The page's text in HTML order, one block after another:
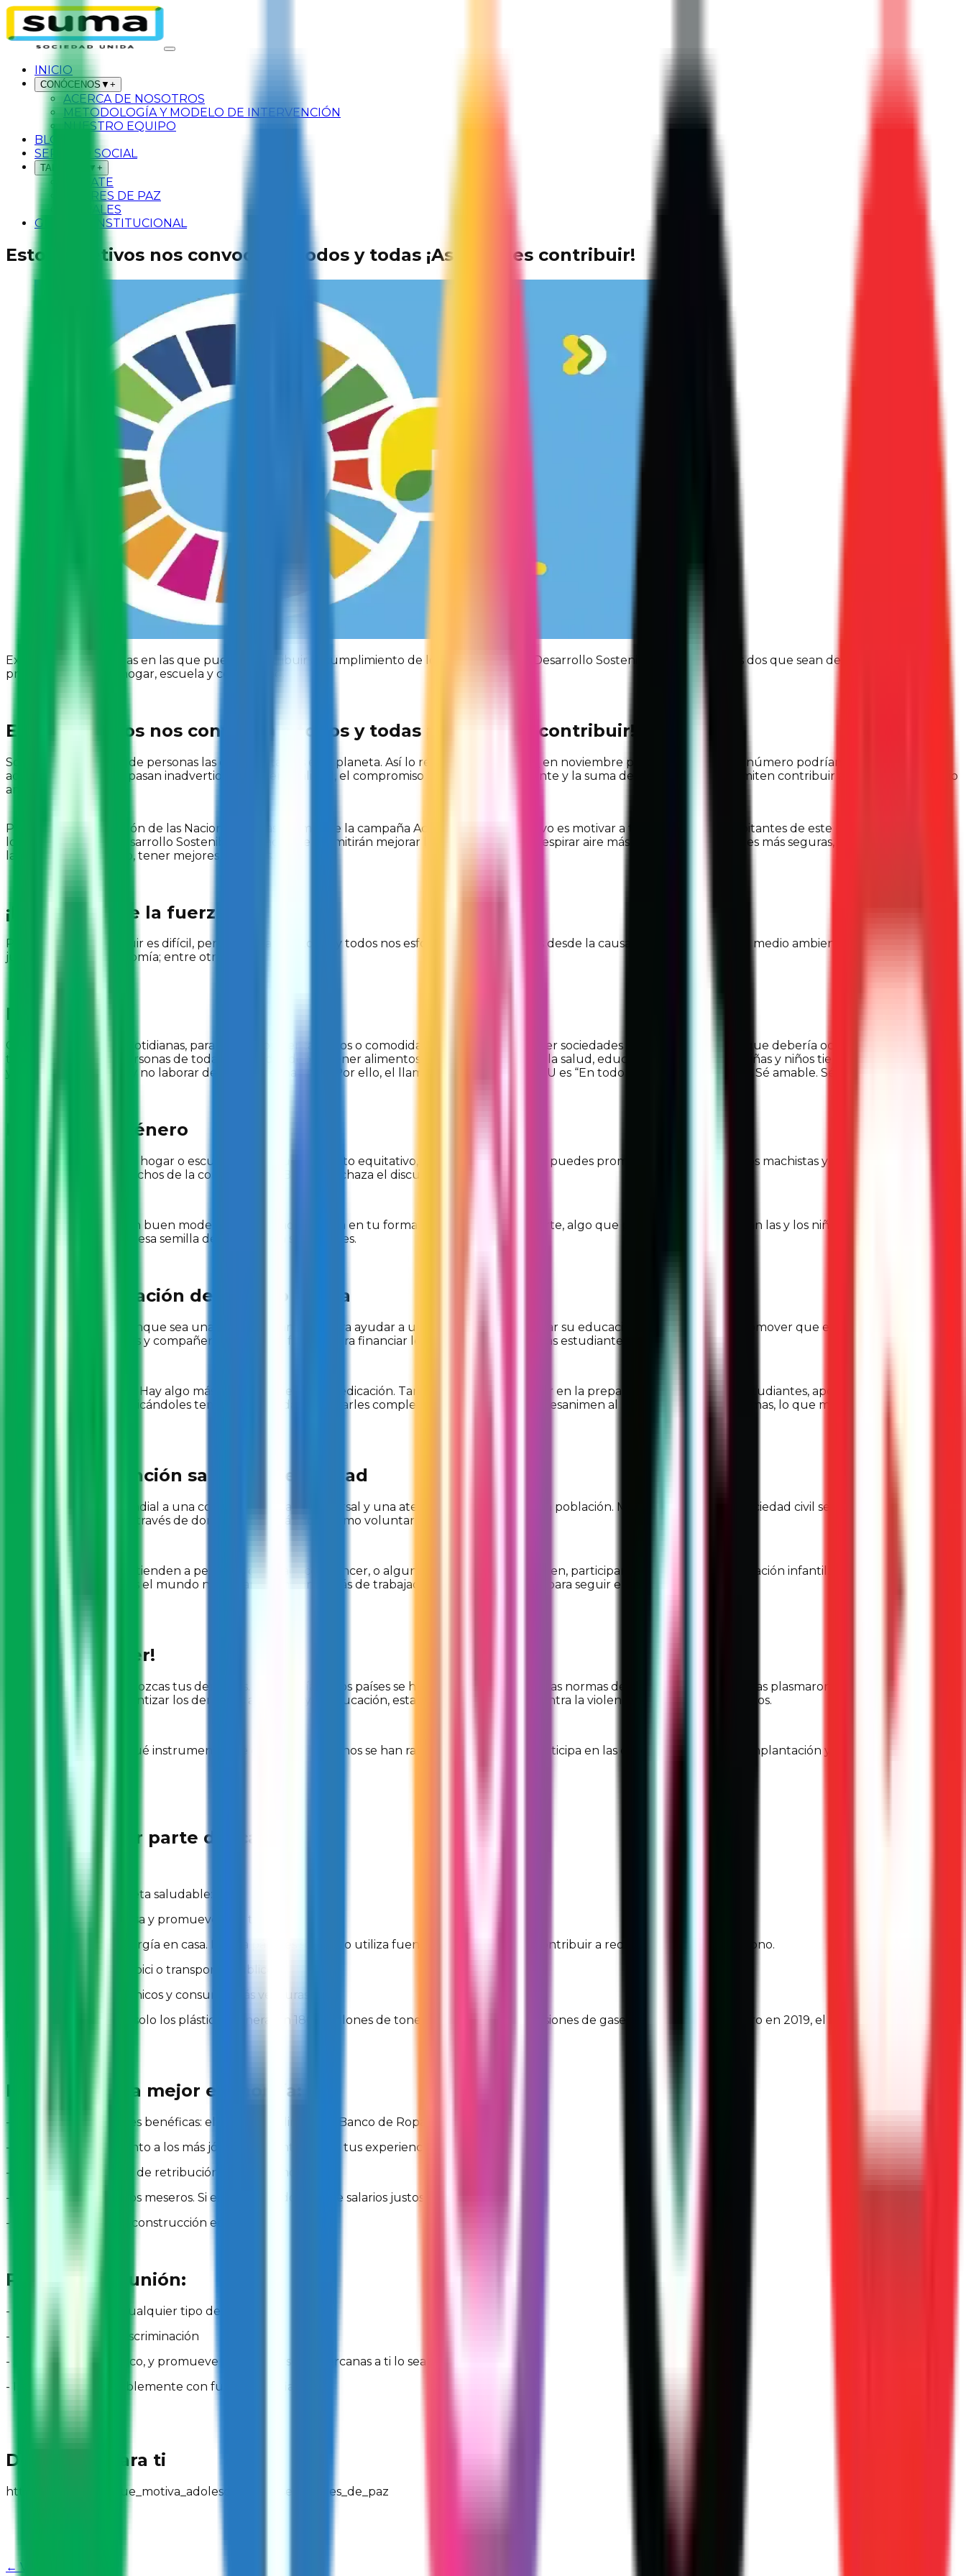
INICIO
CONÓCENOS ▼ +
ACERCA DE NOSOTROS
METODOLOGÍA Y MODELO DE INTERVENCIÓN
NUESTRO EQUIPO
BLOG
SERVICIO SOCIAL
TALLERES ▼ +
SÚMATE
LÍDERES DE PAZ
MURALES
GESTIÓN INSTITUCIONAL
Estos objetivos nos convocan a todos y todas ¡Así puedes contribuir!
Existen diversas formas en las que puedes contribuir al cumplimiento de los 17 Objetivos de Desarrollo Sostenible, elige al menos dos que sean de tu interés y
promuévelos en tu hogar, escuela y comunidad.
Estos objetivos nos convocan a todos y todas ¡Así puedes contribuir!
Somos 8 mil millones de personas las que habitamos este planeta. Así lo reportó
en noviembre pasado. Frente a ese número podríamos pensar que las
acciones individuales pasan inadvertidas, pero en realidad, el compromiso con el medio ambiente y la suma de esfuerzos, nos permiten contribuir al cuidado del medio
ambiente.
Por ello, la Organización de las Naciones Unidas promueve la campaña Actúa Ahora. Su objetivo es motivar a todas y todos los habitantes de este planeta en favor de
los 17 Objetivos de Desarrollo Sostenible, mismos que permitirán mejorar la calidad de vida al respirar aire más limpio, tener ciudades más seguras, fomentar y respetar
la igualdad de género, tener mejores empleos.
¡La unión hace la fuerza!
Pensarás que contribuir es difícil, pero imagina que todas y todos nos esforzamos y trabajamos desde la causa que más nos motiva: medio ambiente sano, una sociedad
justa, una mejor economía; entre otros.
Elige tu causa
Cosas que para ti son cotidianas, para otros representan lujos o comodidades. Trabajar para tener sociedades justas es un objetivo que debería ocuparnos a todos y
todas. Por ejemplo, personas de todas las edades deben tener alimentos suficientes, aención a la salud, educación de calidad; las niñas y niños tienen derecho al juego
y sano esparcimiento, y no laborar desde temprana edad. Por ello, el llamado que realiza la ONU es “En todo lo que hagas, sé justo. Sé amable. Sé generoso”.
Igualdad de género
Que en tu comunidad, hogar o escuela se promueva el trato equitativo, está en tus manos. Tú puedes promover el rechazo a actos machistas y el lenguaje sexista, o
bien, defiende los derechos de la comunidad LGBTQ+ y rechaza el discurso de odio.
Puedes también ser un buen modelo de igualdad y justicia en tu forma de hablar y comportarte, algo que probablemente imitarán las y los niños. Anímalos a pensar
con empatía y siembra esa semilla del respeto en sus mentes.
Apoya la educación de un niño o niña
Si es posible, aporta aunque sea una pequeña cantidad para ayudar a un niño o niña a continuar su educación. Incluso puedes promover que en tu escuela o en tu
trabajo tus compañeras y compañeros recauden fondos para financiar los estudios de uno o más estudiantes.
El dinero no lo es todo. Hay algo más valioso: tu tiempo y dedicación. También puedes participar en la preparación de uno o más estudiantes, apoyándolos con sus
tareas escolares, o explicándoles temas que puedan resultarles complejos, así evitarás que se desanimen al no entender ciertos temas, lo que muchas veces lleva a la
Exige una atención sanitaria de calidad
Existe un llamado mundial a una cobertura sanitaria universal y una atención de calidad para la población. Muchos grupos de la sociedad civil se encargan de esto, y
tú podrías apoyarlos a través de donativos o sumándote como voluntario o voluntaria.
Estos grupos sociales atienden a personas que padecen cáncer, o alguna otra enfermedad, o bien, participan en jornadas de vacunación infantil. La ONU advierte que
en los próximos 10 años el mundo necesitará 10 millones más de trabajadores de la salud al día para seguir el ritmo.
¡Saber es poder!
Es importante que conozcas tus derechos. La mayoría de los países se han comprometido con las normas de derechos humanos y las plasmaron en leyes nacionales
para, por ejemplo, garantizar los derechos a la salud y la educación, establecer protecciones contra la violencia de género, entre otros.
Infórmate acerca de qué instrumentos de derechos humanos se han ratificado en México y participa en las convocatorias para su implantación y seguimiento.
¡Tú puedes ser parte del cambio!
Acciones para un planeta saludable:
- Ahorra energía en casa y promueve que todos lo hagan
- Cambia el tipo de energía en casa. Instala páneles solares, o utiliza fuentes renovables para contribuir a reducir tu huella de carbono.
- Deja el auto, vete en bici o transporte público
- Elige productos orgánicos y consume más verduras
- Repara y recicla. Tan solo los plásticos generaron 1800 millones de toneladas métricas de emisiones de gases de efecto invernadero en 2019, el 3,4 % del total
Promueve una mejor economía:
- Dona a organizaciones benéficas: el Banco de Alimentos, Banco de Ropa, libros, etc.
- Ofrece tu conocimiento a los más jóvenes. Oriéntalos con tus experiencias
- Defiende la igualdad de retribución por el mismo trabajo
- Deja propina a las y los meseros. Si eres empleador, ofrece salarios justos.
- Utiliza materiales de construcción ecológicos.
Promueve la unión:
- Denuncia o señala cualquier tipo de acoso
- Protesta contra la discriminación
- Sé solidario y empático, y promueve que las personas cercanas a ti lo sean
- Infórmate responsablemente con fuentes confiables
De interés para ti
https://sumate.mx/que_motiva_adolescentes_a_ser_lideres_de_paz
← Volver al Blog